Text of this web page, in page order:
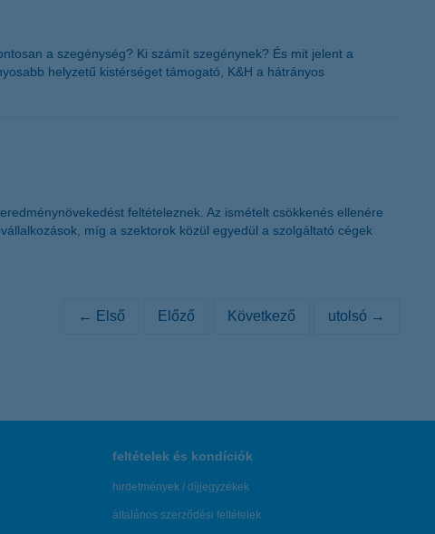
a szegénység? Ki számít szegénynek? És mit jelent a
helyzetű kistérséget támogató, K&H a hátrányos
feltételeznek. Az ismételt csökkenés ellenére
míg a szektorok közül egyedül a szolgáltató cégek
← Első Előző Következő utolsó →
feltételek és kondíciók
hirdetmények / díjjegyzékek
általános szerződési feltételek